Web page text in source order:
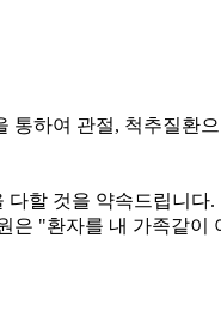
하여 관절, 척추질환
다할 것을 약속드립니다.
"환자를 내 가족같